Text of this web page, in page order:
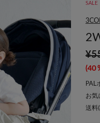
SALE
(40
PAL
お気
送料